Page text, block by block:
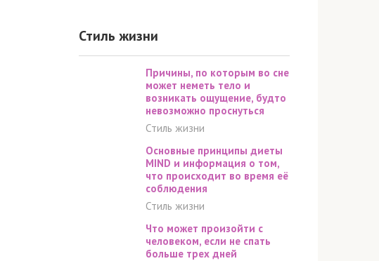
Стиль жизни
Причины, по которым во сне
может неметь тело и
возникать ощущение, будто
невозможно проснуться
Стиль жизни
Основные принципы диеты
MIND и информация о том,
что происходит во время её
соблюдения
Стиль жизни
Что может произойти с
человеком, если не спать
больше трех дней